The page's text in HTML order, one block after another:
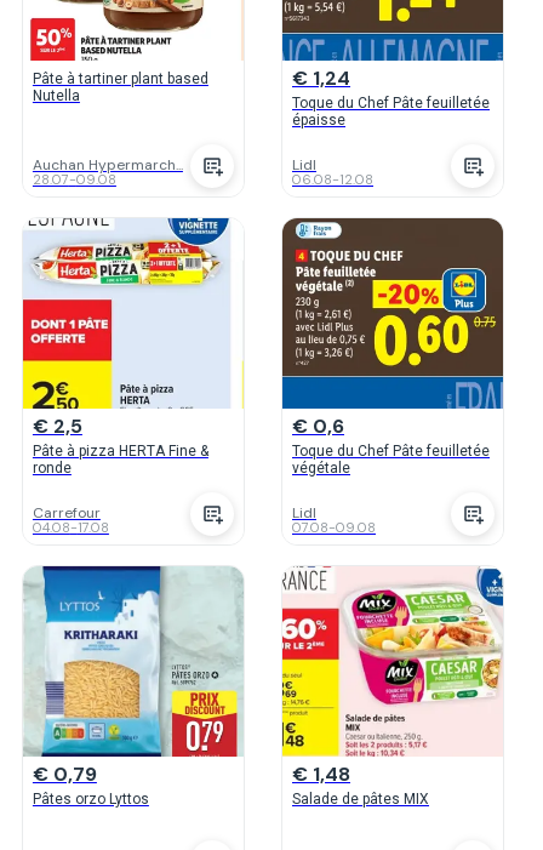
Pâte à tartiner plant based
Nutella
Auchan Hypermarch...
28.07-09.08
€ 1,24
Toque du Chef Pâte feuilletée
épaisse
Lidl
06.08-12.08
€ 2,5
Pâte à pizza HERTA Fine &
ronde
Carrefour
04.08-17.08
€ 0,6
Toque du Chef Pâte feuilletée
végétale
Lidl
07.08-09.08
€ 0,79
Pâtes orzo Lyttos
€ 1,48
Salade de pâtes MIX